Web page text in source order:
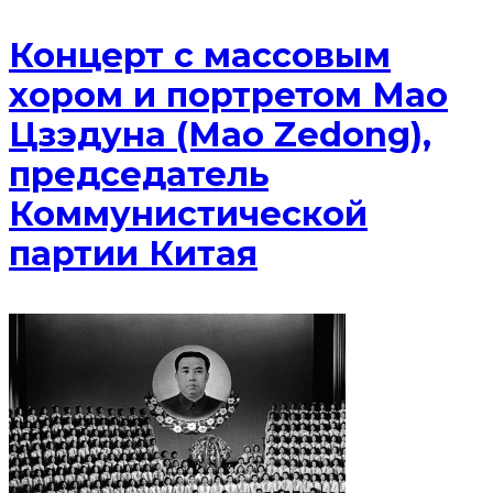
Концерт с массовым
хором и портретом Мао
Цзэдуна (Mao Zedong),
председатель
Коммунистической
партии Китая